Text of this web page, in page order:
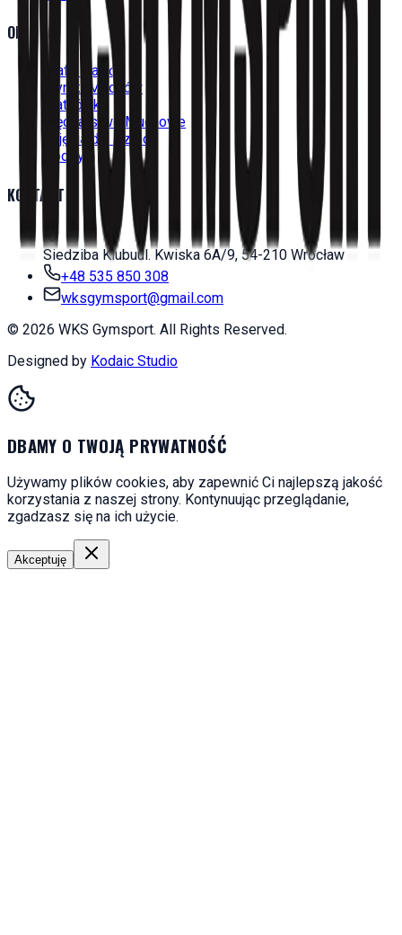
OFERTA
Grafik Zajęć
Wyniki Meczów
Siatkówka
Wędkarstwo Muchowe
Zajęcia dla Dzieci
Obozy
KONTAKT
Siedziba Klubuul. Kwiska 6A/9, 54-210 Wrocław
+48 535 850 308
wksgymsport@gmail.com
© 2026 WKS Gymsport. All Rights Reserved.
Designed by Kodaic Studio
DBAMY O TWOJĄ PRYWATNOŚĆ
Używamy plików cookies, aby zapewnić Ci najlepszą jakość
korzystania z naszej strony. Kontynuując przeglądanie,
zgadzasz się na ich użycie.
Akceptuję